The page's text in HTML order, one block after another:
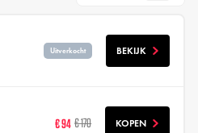
Uitverkocht BEKIJK
€ 94 € 170 KOPEN